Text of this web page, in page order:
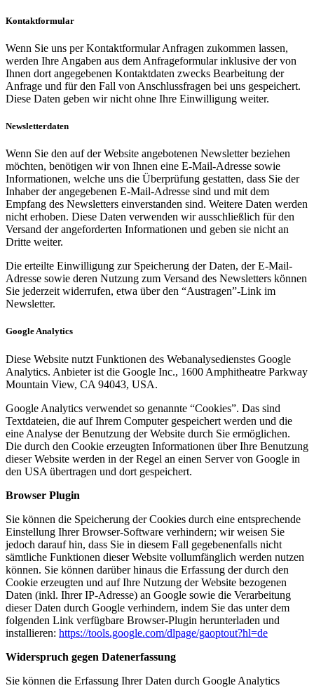
Kontaktformular
Wenn Sie uns per Kontaktformular Anfragen zukommen lassen,
werden Ihre Angaben aus dem Anfrageformular inklusive der von
Ihnen dort angegebenen Kontaktdaten zwecks Bearbeitung der
Anfrage und für den Fall von Anschlussfragen bei uns gespeichert.
Diese Daten geben wir nicht ohne Ihre Einwilligung weiter.
Newsletterdaten
Wenn Sie den auf der Website angebotenen Newsletter beziehen
möchten, benötigen wir von Ihnen eine E-Mail-Adresse sowie
Informationen, welche uns die Überprüfung gestatten, dass Sie der
Inhaber der angegebenen E-Mail-Adresse sind und mit dem
Empfang des Newsletters einverstanden sind. Weitere Daten werden
nicht erhoben. Diese Daten verwenden wir ausschließlich für den
Versand der angeforderten Informationen und geben sie nicht an
Dritte weiter.
Die erteilte Einwilligung zur Speicherung der Daten, der E-Mail-
Adresse sowie deren Nutzung zum Versand des Newsletters können
Sie jederzeit widerrufen, etwa über den “Austragen”-Link im
Newsletter.
Google Analytics
Diese Website nutzt Funktionen des Webanalysedienstes Google
Analytics. Anbieter ist die Google Inc., 1600 Amphitheatre Parkway
Mountain View, CA 94043, USA.
Google Analytics verwendet so genannte “Cookies”. Das sind
Textdateien, die auf Ihrem Computer gespeichert werden und die
eine Analyse der Benutzung der Website durch Sie ermöglichen.
Die durch den Cookie erzeugten Informationen über Ihre Benutzung
dieser Website werden in der Regel an einen Server von Google in
den USA übertragen und dort gespeichert.
Browser Plugin
Sie können die Speicherung der Cookies durch eine entsprechende
Einstellung Ihrer Browser-Software verhindern; wir weisen Sie
jedoch darauf hin, dass Sie in diesem Fall gegebenenfalls nicht
sämtliche Funktionen dieser Website vollumfänglich werden nutzen
können. Sie können darüber hinaus die Erfassung der durch den
Cookie erzeugten und auf Ihre Nutzung der Website bezogenen
Daten (inkl. Ihrer IP-Adresse) an Google sowie die Verarbeitung
dieser Daten durch Google verhindern, indem Sie das unter dem
folgenden Link verfügbare Browser-Plugin herunterladen und
installieren: https://tools.google.com/dlpage/gaoptout?hl=de
Widerspruch gegen Datenerfassung
Sie können die Erfassung Ihrer Daten durch Google Analytics